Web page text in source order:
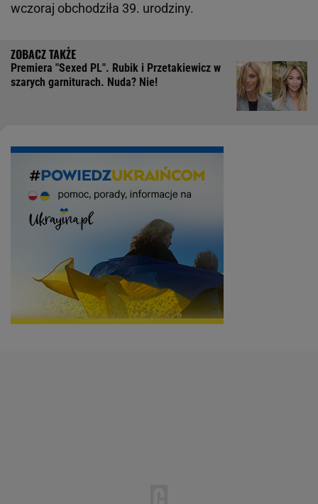
wczoraj obchodziła 39. urodziny.
Premiera "Sexed PL". Rubik i Przetakiewicz w
szarych garniturach. Nuda? Nie!